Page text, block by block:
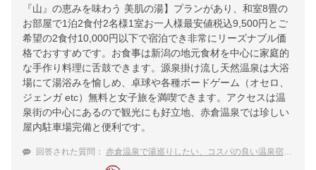
『山』の恵みを味わう 美肌の湯】プランがあり、和室8畳の
お部屋で1泊2食付2名様1室お一人様最安値税込9,500円とご
希望の2食付10,000円以下で宿泊でき非常にリーズナブル価
格でおすすめです。お食事は新潟の地元食材を中心に家庭的
な手作り料理に舌鼓できます。源泉掛け流し天然温泉は大浴
場にて湯浴みを愉しめ、卓球や各種ボードゲーム（オセロ、
ジェンガ etc）無料と女子旅を満喫できます。アクセスは温
泉街の中心にあるので観光にも好立地、赤倉温泉では珍しい
屋内駐車場完備と便利です。
回答された質問： 赤倉温泉で湯巡りしたい、コスパの良い温泉宿を教えて！